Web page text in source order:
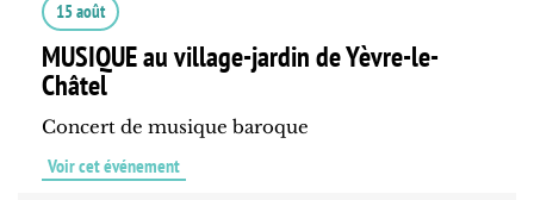
15 août
MUSIQUE au village-jardin de Yèvre-le-
Châtel
Concert de musique baroque
Voir cet événement